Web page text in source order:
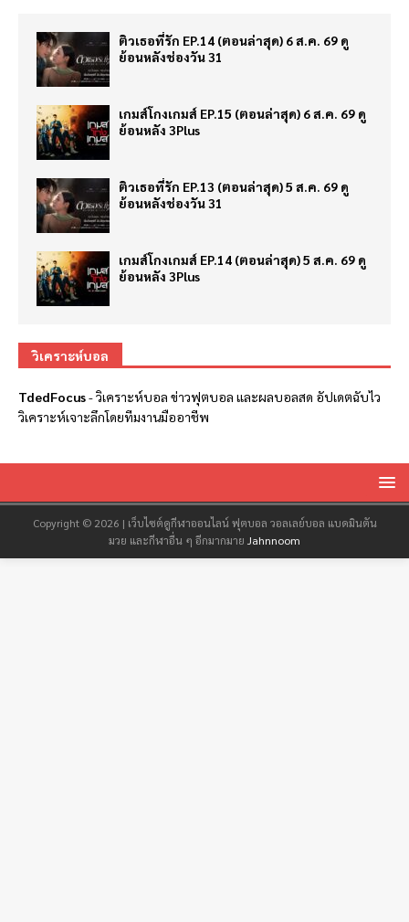
ติวเธอที่รัก EP.14 (ตอนล่าสุด) 6 ส.ค. 69 ดู
ย้อนหลังช่องวัน 31
เกมส์โกงเกมส์ EP.15 (ตอนล่าสุด) 6 ส.ค. 69 ดู
ย้อนหลัง 3Plus
ติวเธอที่รัก EP.13 (ตอนล่าสุด) 5 ส.ค. 69 ดู
ย้อนหลังช่องวัน 31
เกมส์โกงเกมส์ EP.14 (ตอนล่าสุด) 5 ส.ค. 69 ดู
ย้อนหลัง 3Plus
วิเคราะห์บอล
TdedFocus-วิเคราะห์บอล ข่าวฟุตบอล และผลบอลสด อัปเดตฉับไว
วิเคราะห์เจาะลึกโดยทีมงานมืออาชีพ
Copyright © 2026 | เว็บไซต์ดูกีฬาออนไลน์ ฟุตบอล วอลเลย์บอล แบดมินตัน
มวย และกีฬาอื่น ๆ อีกมากมาย Jahnnoom